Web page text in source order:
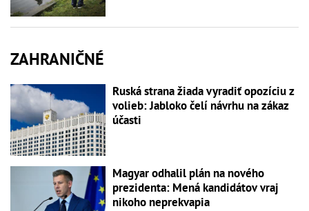
ZAHRANIČNÉ
Ruská strana žiada vyradiť opozíciu z
volieb: Jabloko čelí návrhu na zákaz
účasti
Magyar odhalil plán na nového
prezidenta: Mená kandidátov vraj
nikoho neprekvapia